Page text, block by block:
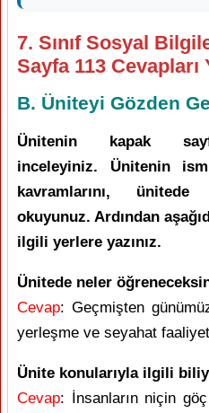
7. Sınıf Sosyal
Sayfa 113 Cevapları
B. Üniteyi Gözden
Ünitenin kapak
inceleyiniz. Ünitenin
kavramlarını,
okuyunuz. Ardından
ilgili yerlere yazınız.
Ünitede neler
Cevap: Geçmişten
yerleşme ve seyahat
Ünite konularıyla ilgili
Cevap: İnsanların niçin